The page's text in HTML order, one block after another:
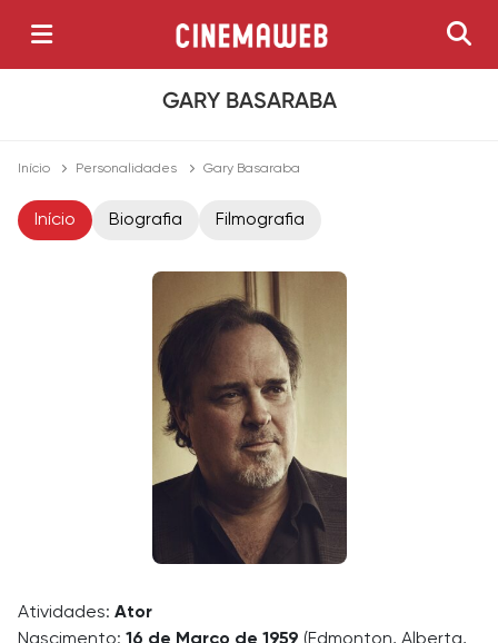
GARY BASARABA
Início Personalidades Gary Basaraba
Início Biografia Filmografia
Atividades: Ator
Nascimento: 16 de Março de 1959 (Edmonton, Alberta,